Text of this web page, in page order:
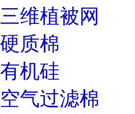
三维植被网
硬质棉
有机硅
空气过滤棉